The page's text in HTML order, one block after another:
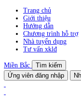
Trang chủ
Giới thiệu
Hướng dẫn
Chương trình hỗ trợ
Nhà tuyển dụng
Tư vấn xklđ
Miền Bắc
Tìm kiếm
Ứng viên đăng nhập